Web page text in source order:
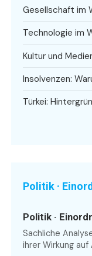
Gesellschaft im
Technologie im
Kultur und
Insolvenzen:
Türkei:
Politik ·
Politik ·
Sachliche
ihrer Wirkung